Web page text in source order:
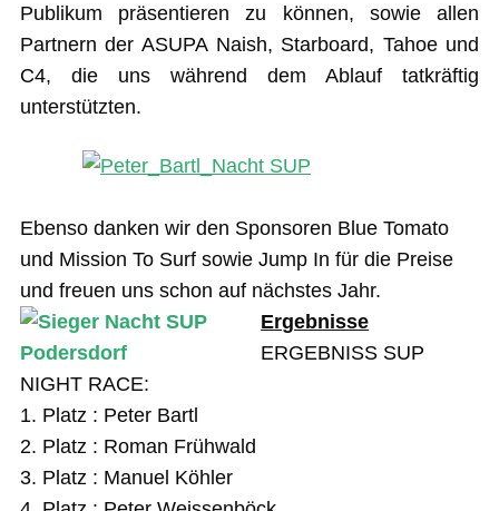
Publikum präsentieren zu können, sowie allen
Partnern der ASUPA Naish, Starboard, Tahoe und
C4, die uns während dem Ablauf tatkräftig
unterstützten.
Ebenso danken wir den Sponsoren Blue Tomato
und Mission To Surf sowie Jump In für die Preise
und freuen uns schon auf nächstes Jahr.
Ergebnisse
ERGEBNISS SUP
NIGHT RACE:
1. Platz : Peter Bartl
2. Platz : Roman Frühwald
3. Platz : Manuel Köhler